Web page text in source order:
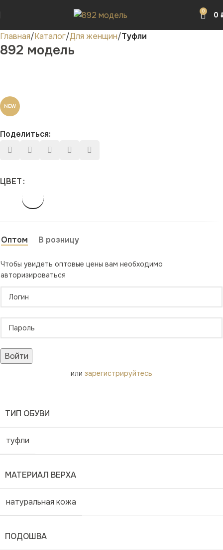
0 0
Главная Каталог Для женщин Туфли
892 модель
NEW
Поделиться:
ЦВЕТ
Оптом В розницу
Чтобы увидеть оптовые цены вам необходимо
авторизироваться
Войти
или зарегистрируйтесь
ТИП ОБУВИ
туфли
МАТЕРИАЛ ВЕРХА
натуральная кожа
ПОДОШВА